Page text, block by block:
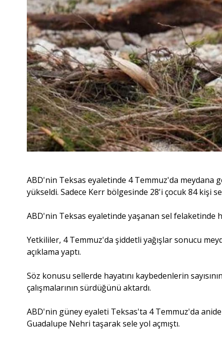
ABD'nin Teksas eyaletinde 4 Temmuz'da meydana
yükseldi. Sadece Kerr bölgesinde 28'i çocuk 84 kişi
ABD'nin Teksas eyaletinde yaşanan sel felaketinde
Yetkililer, 4 Temmuz'da şiddetli yağışlar sonucu
açıklama yaptı.
Söz konusu sellerde hayatını kaybedenlerin
çalışmalarının sürdüğünü aktardı.
ABD'nin güney eyaleti Teksas'ta 4 Temmuz'da
Guadalupe Nehri taşarak sele yol açmıştı.